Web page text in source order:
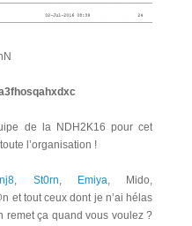
de la NDH2K16 pour cet
l’organisation !
nj8, St0rn, Emiya, Mido,
et tout ceux dont je n’ai hélas
remet ça quand vous voulez ?